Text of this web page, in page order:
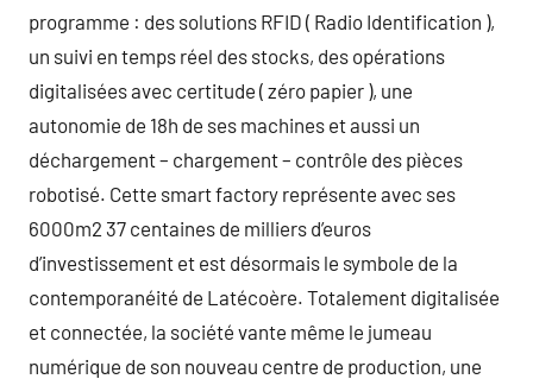
programme : des solutions RFID ( Radio Identification ),
un suivi en temps réel des stocks, des opérations
digitalisées avec certitude ( zéro papier ), une
autonomie de 18h de ses machines et aussi un
déchargement – chargement – contrôle des pièces
robotisé. Cette smart factory représente avec ses
6000m2 37 centaines de milliers d’euros
d’investissement et est désormais le symbole de la
contemporanéité de Latécoère. Totalement digitalisée
et connectée, la société vante même le jumeau
numérique de son nouveau centre de production, une